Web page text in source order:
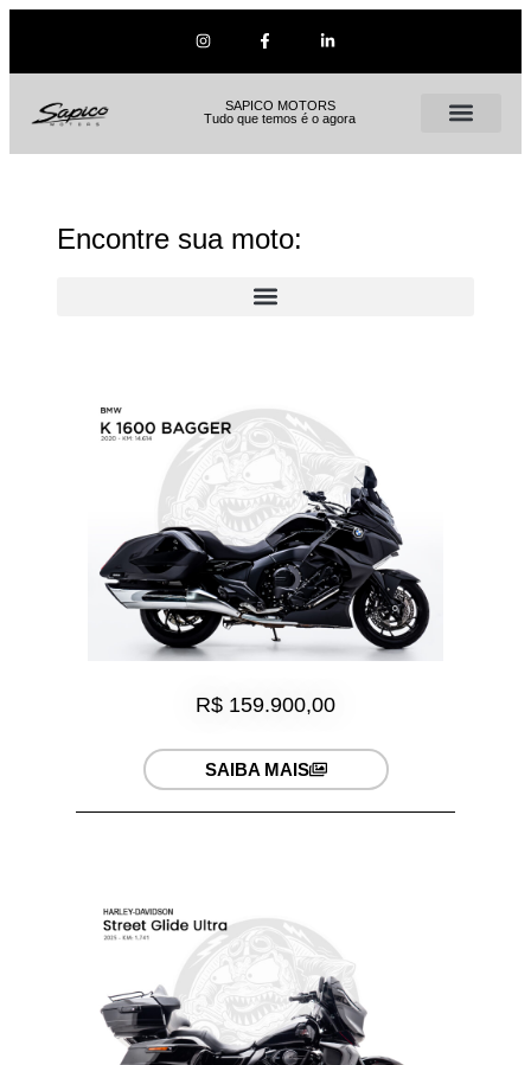
SAPICO MOTORS
Tudo que temos é o agora
Encontre sua moto:
R$ 159.900,00
SAIBA MAIS